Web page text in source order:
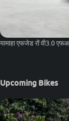
यामाहा एफजेड रों वी3.0
Upcoming Bikes